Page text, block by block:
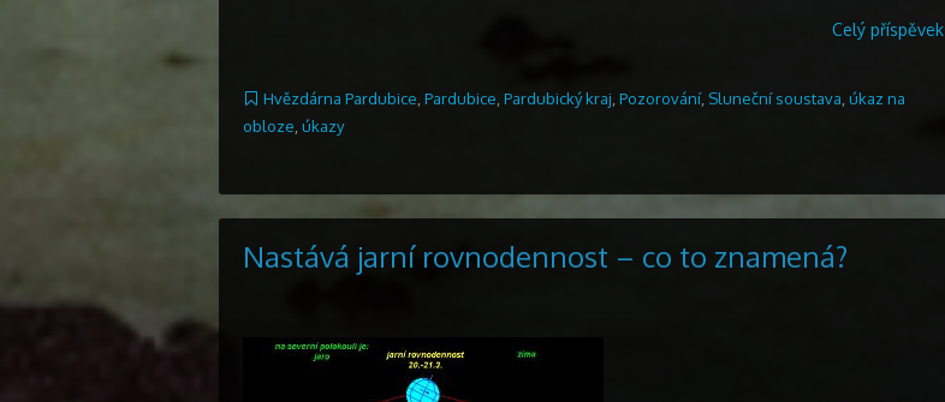
Celý příspěvek
Hvězdárna Pardubice Pardubice Pardubický kraj Pozorování, Sluneční soustava úkaz na
obloze úkazy
Nastává jarní rovnodennost – co to znamená?